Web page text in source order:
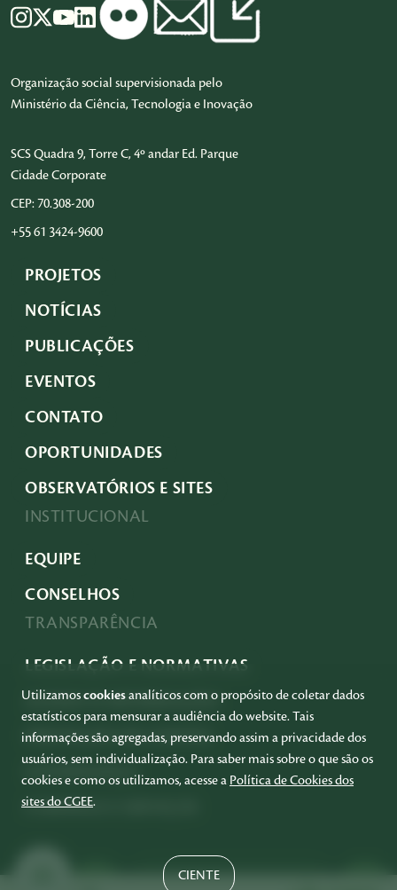
Organização social supervisionada pelo
Ministério da Ciência, Tecnologia e Inovação
SCS Quadra 9, Torre C, 4º andar Ed. Parque
Cidade Corporate
CEP: 70.308-200
+55 61 3424-9600
PROJETOS
NOTÍCIAS
PUBLICAÇÕES
EVENTOS
CONTATO
OPORTUNIDADES
OBSERVATÓRIOS E SITES
INSTITUCIONAL
EQUIPE
CONSELHOS
TRANSPARÊNCIA
LEGISLAÇÃO E NORMATIVAS
ACESSO À INFORMAÇÃO
PRESTAÇÃO DE CONTAS
GOVERNANÇA
COMPRAS E SERVIÇOS
Utilizamoscookiesanalíticos com o propósito de coletar dados
estatísticos para mensurar a audiência do website. Tais
informações são agregadas, preservando assim a privacidade dos
usuários, sem individualização. Para saber mais sobre o que são os
cookies e como os utilizamos, acesse a Política de Cookies dos
sites do CGEE.
CIENTE